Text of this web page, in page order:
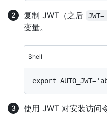
复制 JWT（之后 JWT=
变量。
Shell
使用 JWT 对安装访问